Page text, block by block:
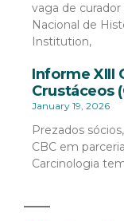
vaga de
Nacional de
Institution,
Informe XIII
Crustáceos
January 19, 2026
Prezados
CBC em
Carcinologia